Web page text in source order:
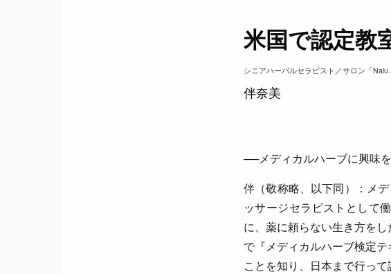
米国で認定教
シニアハーバルセラピスト／サロン「
伴奈美
──メディカルハーブに興味
伴（敬称略、以下同）：メ
ッサージセラピストとして
に、薬に頼らない生き方を
で『メディカルハーブ検定
ことを知り、日本まで行って